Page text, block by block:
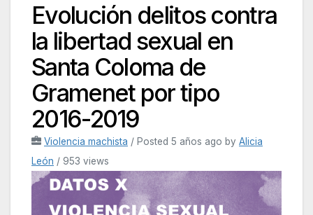
Evolución delitos contra
la libertad sexual en
Santa Coloma de
Gramenet por tipo
2016-2019
Violencia machista / Posted 5 años ago by Alicia
León / 953 views